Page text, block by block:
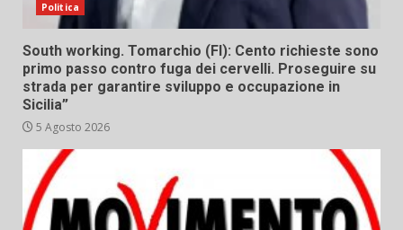
Politica
South working. Tomarchio (FI): Cento richieste sono
primo passo contro fuga dei cervelli. Proseguire su
strada per garantire sviluppo e occupazione in
Sicilia”
5 Agosto 2026